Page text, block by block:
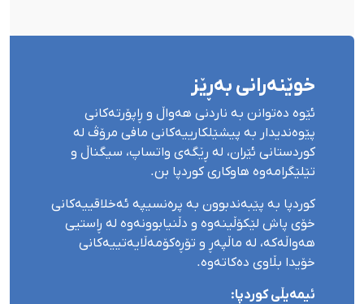
خوێنەرانی بەڕێز
ئێوە دەتوانن بە ناردنی هەواڵ و ڕاپۆرتەکانی
پێوەندیدار بە پیشێلکارییەکانی مافی مرۆڤ لە
کوردستانی ئێران، لە ڕێگەی واتساپ، سیگناڵ و
تێلێگرامەوە هاوکاری کوردپا بن.
کوردپا بە پێبەندبوون بە پرەنسیپە ئەخلاقییەکانی
خۆی پاش لێکۆڵینەوە و دڵنیابوونەوە لە ڕاستیی
هەواڵەکە، لە ماڵپەڕ و تۆڕەکۆمەڵایەتییەکانی
خۆیدا بڵاوی دەکاتەوە.
ئیمەیڵی کوردپا: